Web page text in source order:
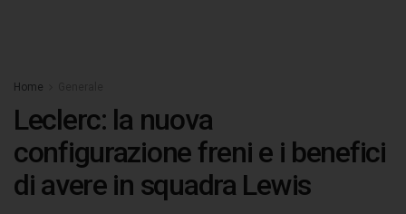
Home
Leclerc: la nuova
configurazione freni e i benefici
di avere in squadra Lewis